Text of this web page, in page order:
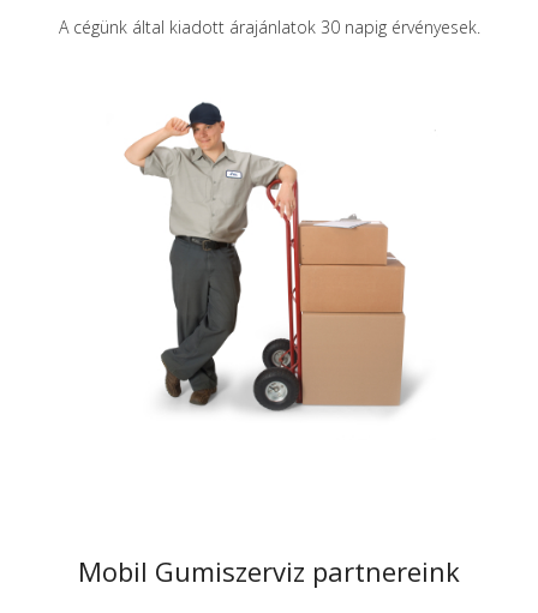
A cégünk által kiadott árajánlatok 30 napig érvényesek.
Mobil Gumiszerviz partnereink